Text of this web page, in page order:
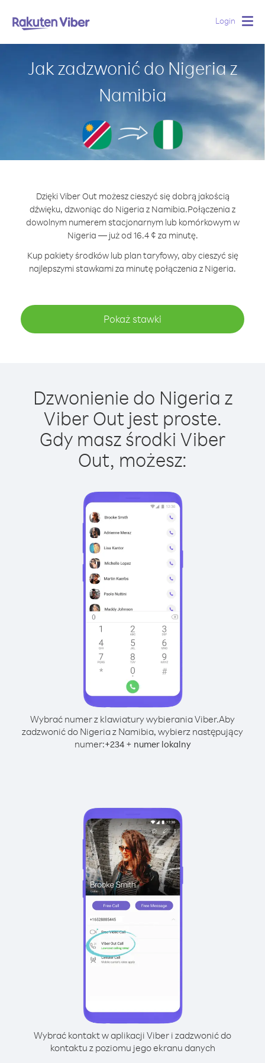
Login
Jak zadzwonić do Nigeria z
Namibia
Dzięki Viber Out możesz cieszyć się dobrą jakością
dźwięku, dzwoniąc do Nigeria z Namibia.Połączenia z
dowolnym numerem stacjonarnym lub komórkowym w
Nigeria — już od 16.4 ¢ za minutę.
Kup pakiety środków lub plan taryfowy, aby cieszyć się
najlepszymi stawkami za minutę połączenia z Nigeria.
Pokaż stawki
Dzwonienie do Nigeria z
Viber Out jest proste.
Gdy masz środki Viber
Out, możesz:
Wybrać numer z klawiatury wybierania Viber.Aby
zadzwonić do Nigeria z Namibia, wybierz następujący
numer:+234+ numer lokalny
Wybrać kontakt w aplikacji Viber i zadzwonić do
kontaktu z poziomu jego ekranu danych